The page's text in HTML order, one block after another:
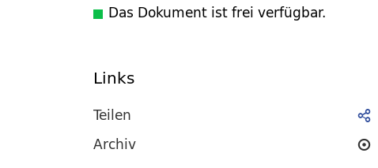
Das Dokument ist frei verfügbar.
Links
Teilen
Archiv